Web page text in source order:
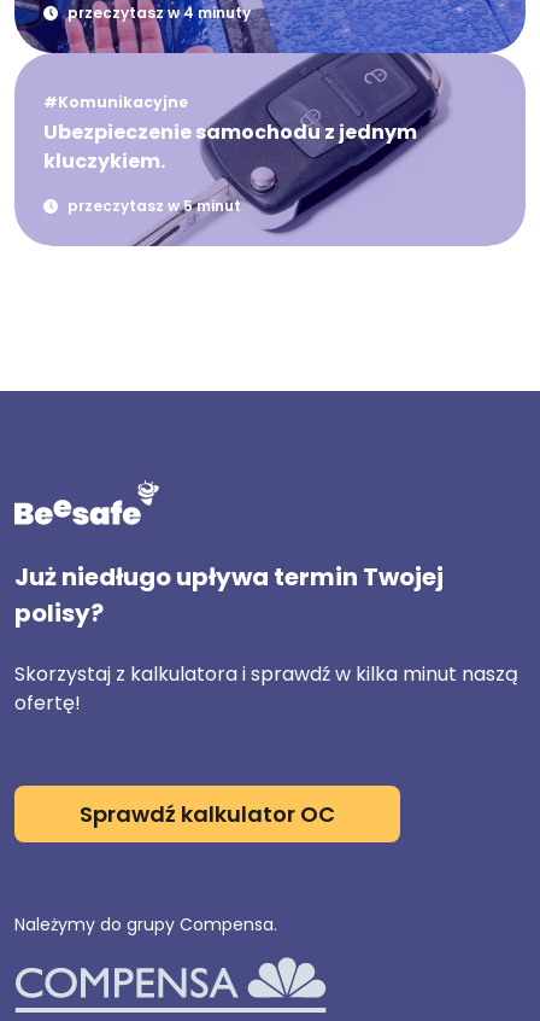
przeczytasz w 4 minuty
#Komunikacyjne
Ubezpieczenie samochodu z jednym
kluczykiem.
przeczytasz w 5 minut
Już niedługo upływa termin Twojej
polisy?
Skorzystaj z kalkulatora i sprawdź w kilka minut naszą
ofertę!
Sprawdź kalkulator OC
Należymy do grupy Compensa.